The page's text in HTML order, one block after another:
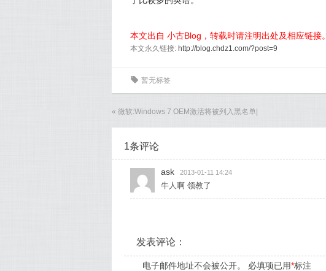
本文出自 小古Blog，转载时请注明出处及相应链接。
本文永久链接: http://blog.chdz1.com/?post=9
0 暂无标签
« 微软:Windows 7 OEM激活将被列入黑名单
1条评论
ask 2013-01-11 14:24
牛人啊 领教了
发表评论：
电子邮件地址不会被公开。 必填项已用*标注